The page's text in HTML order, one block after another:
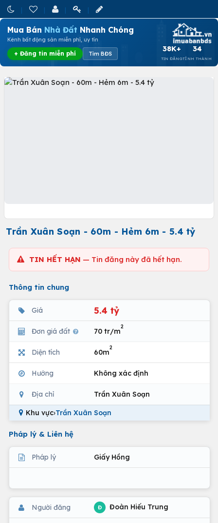
Mua Bán Nhà Đất Nhanh Chóng
Kênh bất động sản miễn phí, uy tín
+ Đăng tin miễn phí Tìm BĐS
38K+
TIN ĐĂNG
34
TỈNH THÀNH
Trần Xuân Soạn - 60m - Hẻm 6m - 5.4 tỷ
TIN HẾT HẠN — Tin đăng này đã hết hạn.
Thông tin chung
Giá 5.4 tỷ
Đơn giá đất 70 tr/m
2
Diện tích 60m
2
Hướng Không xác định
Địa chỉ Trần Xuân Soạn
Khu vực›Trần Xuân Soạn
Pháp lý & Liên hệ
Pháp lý Giấy Hồng
Người đăng Đ Đoàn Hiếu Trung